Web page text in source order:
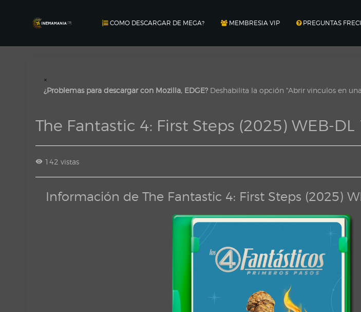
COMO DESCARGAR DE MEGA? MEMBRESIA VIP PREGUNTAS
×
¿Problemas para descargar con Mozilla, EDGE? Deshabilita la opción "Abrir vinculos en
The Fantastic 4: First Steps (2025) WEB-
142 vistas
Información de The Fantastic 4: First Steps (2025)